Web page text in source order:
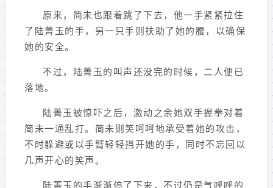
原来，简未也跟着跳了下去，他一手紧紧拉住
了陆菁玉的手，另一只手则扶助了她的腰，以确保
她的安全。
不过，陆菁玉的叫声还没完的时候，二人便已
落地。
陆菁玉被惊吓之后，激动之余她双手握拳对着
简未一通乱打。简未则笑呵呵地承受着她的攻击，
不时躲避或以手臂轻轻挡开她的手，同时不忘回以
几声开心的笑声。
陆菁玉的手渐渐停了下来，不过仍是气呼呼的